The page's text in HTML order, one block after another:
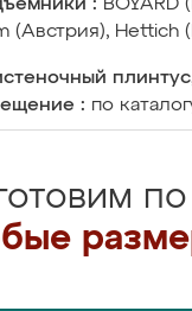
:
(Австрия), Hettich
: по